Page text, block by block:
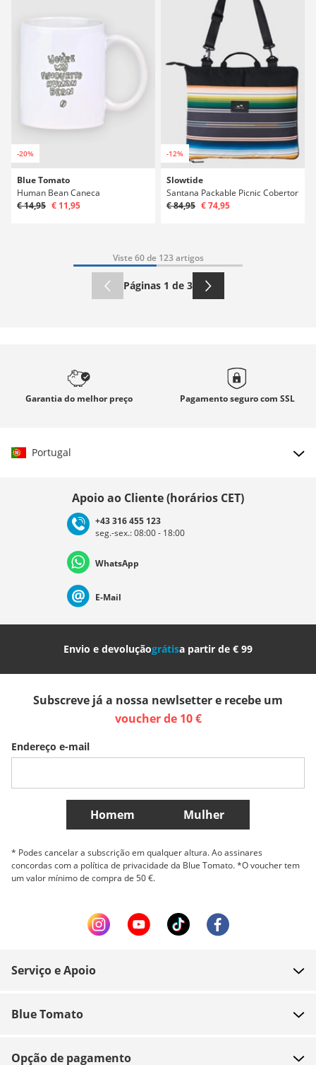
-20%
Blue Tomato
Human Bean Caneca
€ 14,95 € 11,95
-12%
Slowtide
Santana Packable Picnic Cobertor
€ 84,95 € 74,95
Viste 60 de 123 artigos
Páginas 1 de 3
Garantiado melhor preço Pagamento seguro com SSL
Portugal
Deutschland Österreich
Nederland Italia (Italiano) Italien (Deutsch)
Slovenija
Belgique (Français) Danmark Norge
Mais países
Apoio ao Cliente (horários CET)
+43 316 455 123
seg.-sex.: 08:00 - 18:00
WhatsApp
E-Mail
Envio e devoluçãográtisa partir de € 99
Subscreve já a nossa newlsetter e recebe um
voucher de 10 €
Endereço e-mail
Homem Mulher
* Podes cancelar a subscrição em qualquer altura. Ao assinares
concordas com a política de privacidade da Blue Tomato. *O voucher tem
um valor mínimo de compra de 50 €.
Serviço e Apoio
Pagamento
Blue Tomato
Opção de pagamento